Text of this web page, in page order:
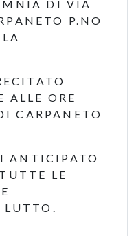
DI VIA
P.NO
ALLE ORE
CARPANETO
ANTICIPATO
LE
LUTTO.